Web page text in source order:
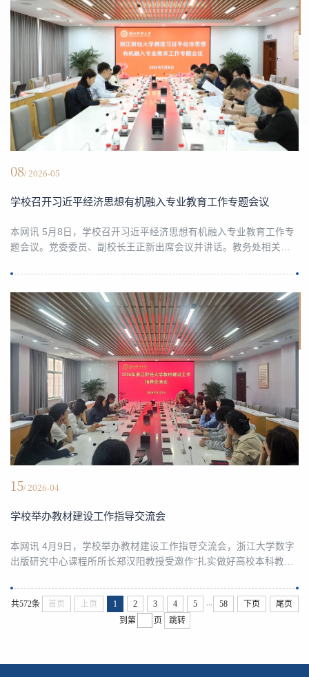
原理，帮助师生搭建完整的技术认知体系。随后，他...
08/ 2026-05
学校召开习近平经济思想有机融入专业教育工作专题会议
本网讯 5月8日，学校召开习近平经济思想有机融入专业教育工作专
题会议。党委委员、副校长王正新出席会议并讲话。教务处相关负
济学院、数科学院、盈阳学院、马院分管教学负责人，《习近平经
济思想概论》课程建设负责人等参会。王正新对建好、上好课程提
出三点要求：一是要提高政治站位，深刻领悟融入工作的核心要义
与时代价值。推动习近平经济思想有机融入专业教育，...
15/ 2026-04
学校举办教材建设工作指导交流会
本网讯 4月9日，学校举办教材建设工作指导交流会，浙江大学数字
出版研究中心课程所所长郑汉阳教授受邀作“扎实做好高校本科教材
绕教材建设全流程，系统讲解高校教师教材编写核心价值与必要
性、教材项目申报要点、如何紧扣学科优势打造差异化特色化精品
教材、教材与课程融合、规划教材评选、教材出版推广应用等关键
共572条 首页 上页 1 2 3 4 5 ... 58 下页
尾页
到第
页 跳转